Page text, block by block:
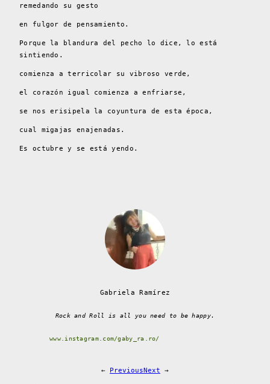
remedando su gesto
en fulgor de pensamiento.
Porque la blandura del pecho lo dice, lo está
sintiendo.
comienza a terricolar su vibroso verde,
el corazón igual comienza a enfriarse,
se nos erisipela la coyuntura de esta época,
cual migajas enajenadas.
Es octubre y se está yendo.
Gabriela Ramírez
Rock and Roll is all you need to be happy.
www.instagram.com/gaby_ra.ro/
← PreviousNext →